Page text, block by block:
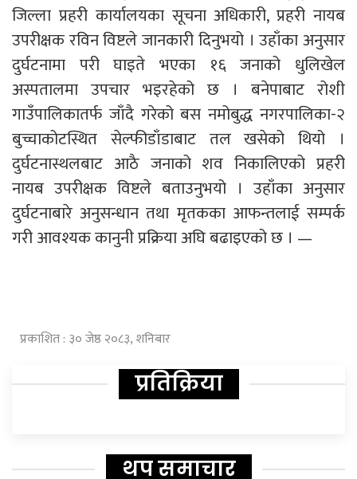
जिल्ला प्रहरी कार्यालयका सूचना अधिकारी, प्रहरी नायब
उपरीक्षक रविन विष्टले जानकारी दिनुभयो । उहाँका अनुसार
दुर्घटनामा परी घाइते भएका १६ जनाको धुलिखेल
अस्पतालमा उपचार भइरहेको छ । बनेपाबाट रोशी
गाउँपालिकातर्फ जाँदै गरेको बस नमोबुद्ध नगरपालिका-२
बुच्चाकोटस्थित सेल्फीडाँडाबाट तल खसेको थियो ।
दुर्घटनास्थलबाट आठै जनाको शव निकालिएको प्रहरी
नायब उपरीक्षक विष्टले बताउनुभयो । उहाँका अनुसार
दुर्घटनाबारे अनुसन्धान तथा मृतकका आफन्तलाई सम्पर्क
गरी आवश्यक कानुनी प्रक्रिया अघि बढाइएको छ । —
प्रकाशित : ३० जेष्ठ २०८३, शनिबार
प्रतिक्रिया
थप समाचार